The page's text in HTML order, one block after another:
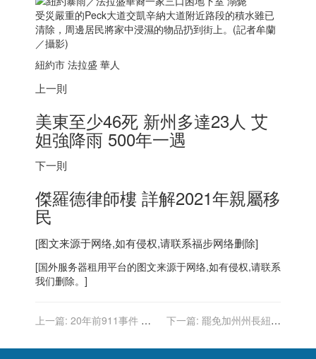
受災嚴重的Peck大道交凱辛納大道附近路段的積水雖已
清除，周邊居民將家中浸濕的物品扔到街上。(記者牟蘭
／攝影)
紐約市 法拉盛 華人
上一則
美東至少46死 新州多達23人 艾
妲強降雨 500年一遇
下一則
傑羅德律師樓 詳解2021年親屬移
民
[图文来源于网络,如有侵权,请联系福步网络删除]
[国外服务器租用平台的图文来源于网络,如有侵权,请联系
我们删除。]
上一篇: 20年前911事件 網
主播播報
下一篇: 罷免加州州長紐森
支持